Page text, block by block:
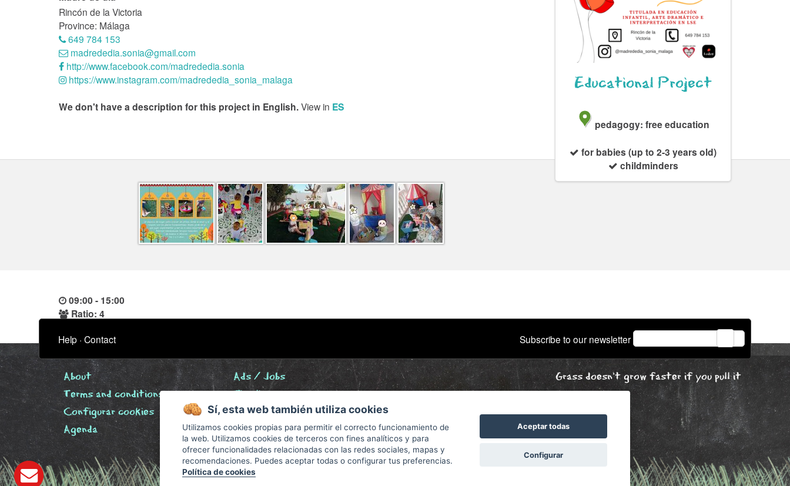
Rincón de la Victoria
Province: Málaga
649 784 153
madrededia.sonia@gmail.com
http://www.facebook.com/madrededia.sonia
https://www.instagram.com/madrededia_sonia_malaga
We don't have a description for this project in English.View in ES
09:00 - 15:00
Ratio: 4
Educational Project
pedagogy: free education
for babies (up to 2-3 years old)
childminders
Help· Contact Subscribe to our newsletter
About
Terms and conditions
Configurar cookies
Agenda
Ads / Jobs
Timeline
Bibliography
Grass doesn't grow faster if you pull it
Sí, esta web también utiliza cookies
Utilizamos cookies propias para permitir el correcto funcionamiento de
la web. Utilizamos cookies de terceros con fines analíticos y para
ofrecer funcionalidades relacionadas con las redes sociales, mapas y
recomendaciones. Puedes aceptar todas o configurar tus preferencias.
Política de cookies
Aceptar todas
Configurar